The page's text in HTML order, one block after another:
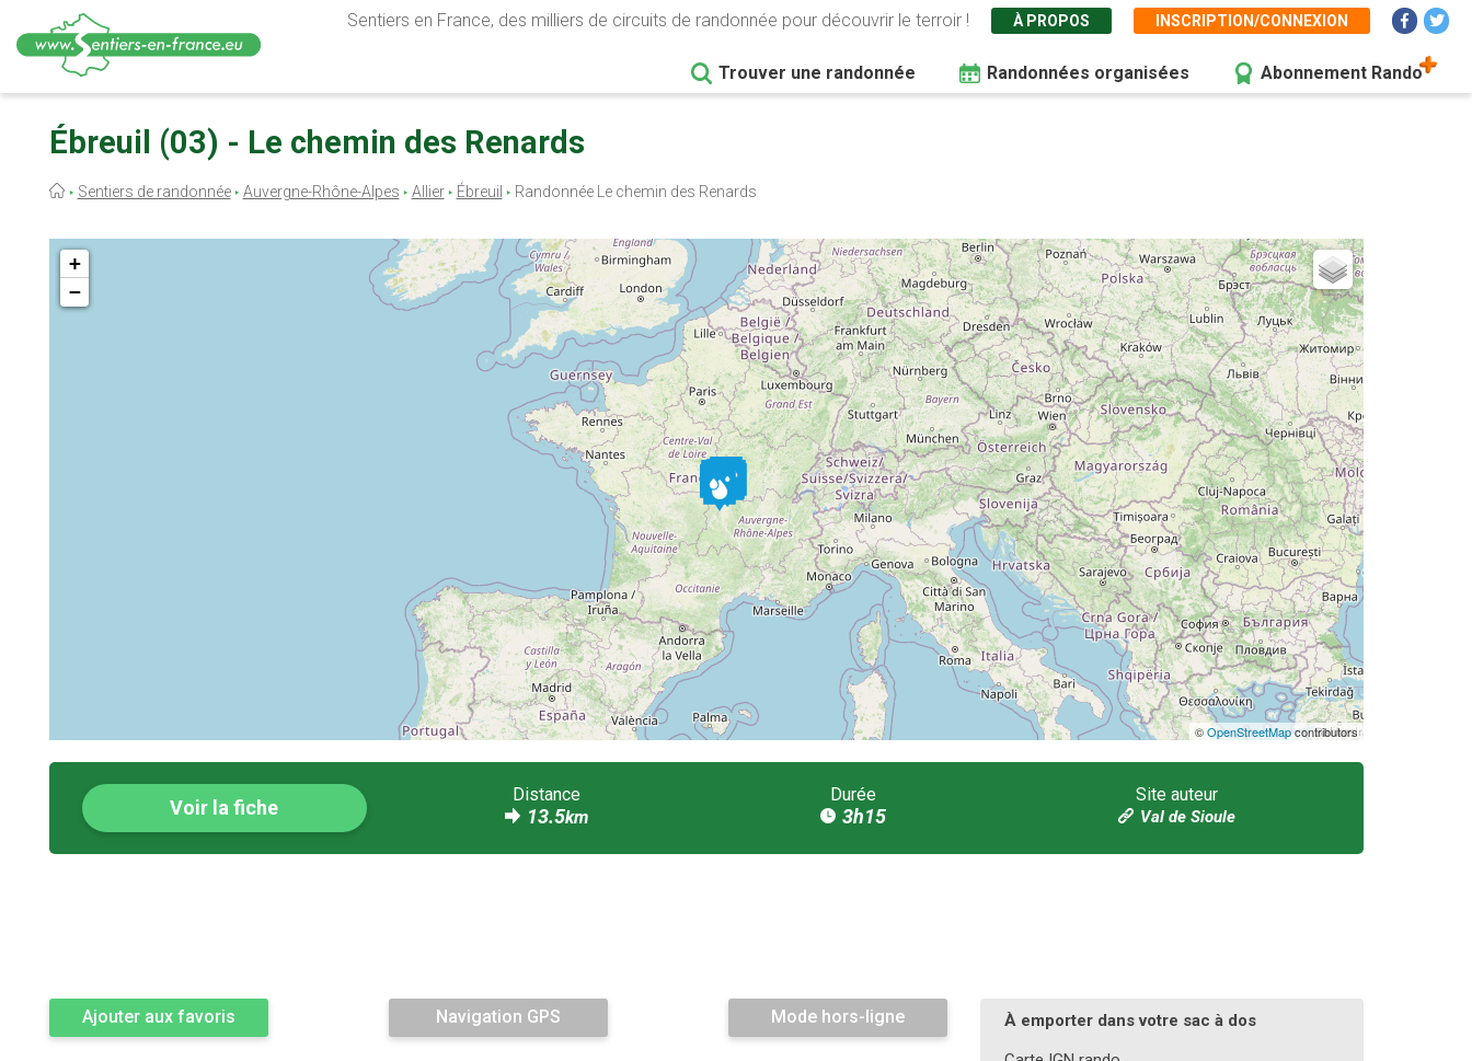
contenu
Sentiers en France, des milliers de circuits de randonnée pour découvrir le terroir ! À PROPOS INSCRIPTION/CONNEXION
Trouver une randonnée Randonnées organisées Abonnement Rando
Ébreuil (03) - Le chemin des Renards
Fil
Sentiers de randonnée Auvergne-Rhône-Alpes Allier Ébreuil Randonnée Le chemin des Renards
+
−
©OpenStreetMapcontributors
Voir la fiche
Distance
13.5km
Durée
3h15
Site auteur
Val de Sioule
Ajouter aux favoris Navigation GPS Mode hors-ligne
À emporter dans votre sac à dos